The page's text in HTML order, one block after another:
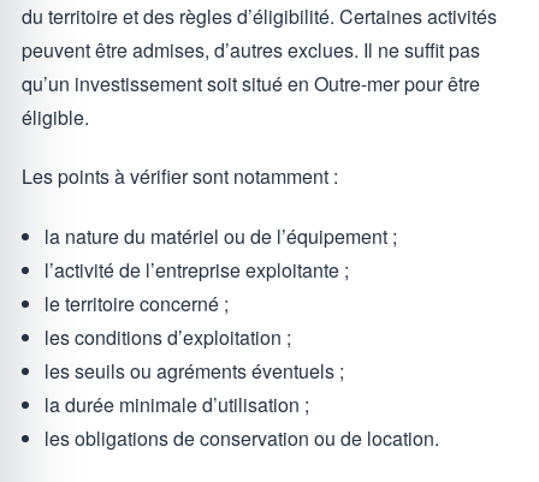
du territoire et des règles d’éligibilité. Certaines activités
peuvent être admises, d’autres exclues. Il ne suffit pas
qu’un investissement soit situé en Outre-mer pour être
éligible.
Les points à vérifier sont notamment :
la nature du matériel ou de l’équipement ;
l’activité de l’entreprise exploitante ;
le territoire concerné ;
les conditions d’exploitation ;
les seuils ou agréments éventuels ;
la durée minimale d’utilisation ;
les obligations de conservation ou de location.